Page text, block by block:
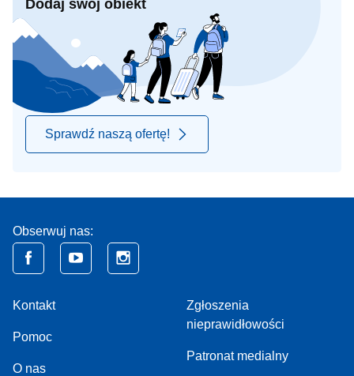
Dodaj swój obiekt
Sprawdź naszą ofertę!
Obserwuj nas:
Kontakt
Pomoc
O nas
Zgłoszenia
nieprawidłowości
Patronat medialny